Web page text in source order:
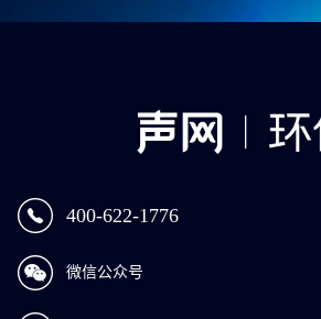
400-622-1776
微信公众号